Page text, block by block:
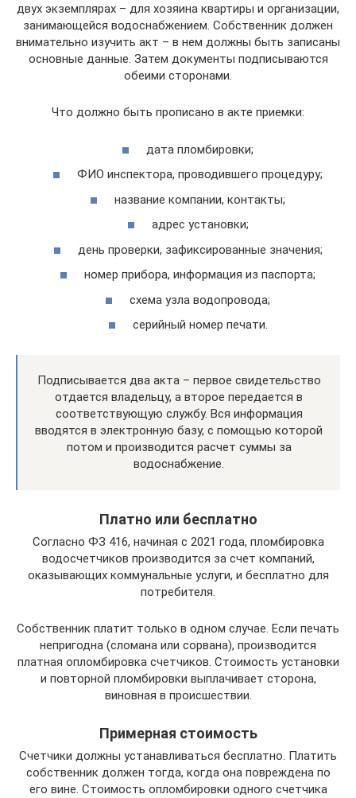
двух экземплярах – для хозяина квартиры и организации,
занимающейся водоснабжением. Собственник должен
внимательно изучить акт – в нем должны быть записаны
основные данные. Затем документы подписываются
обеими сторонами.
Что должно быть прописано в акте приемки:
дата пломбировки;
ФИО инспектора, проводившего процедуру;
название компании, контакты;
адрес установки;
день проверки, зафиксированные значения;
номер прибора, информация из паспорта;
схема узла водопровода;
серийный номер печати.
Подписывается два акта – первое свидетельство
отдается владельцу, а второе передается в
соответствующую службу. Вся информация
вводятся в электронную базу, с помощью которой
потом и производится расчет суммы за
водоснабжение.
Платно или бесплатно
Согласно ФЗ 416, начиная с 2021 года, пломбировка
водосчетчиков производится за счет компаний,
оказывающих коммунальные услуги, и бесплатно для
потребителя.
Собственник платит только в одном случае. Если печать
непригодна (сломана или сорвана), производится
платная опломбировка счетчиков. Стоимость установки
и повторной пломбировки выплачивает сторона,
виновная в происшествии.
Примерная стоимость
Счетчики должны устанавливаться бесплатно. Платить
собственник должен тогда, когда она повреждена по
его вине. Стоимость опломбировки одного счетчика